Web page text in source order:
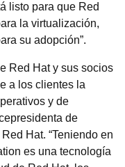
listo para que Red
la virtualización,
su adopción”.
Red Hat y sus socios
a los clientes la
y de
de
Hat. “Teniendo en
es una tecnología